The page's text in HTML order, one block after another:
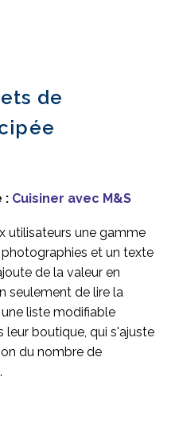
de
: Cuisiner avec M&S
utilisateurs une gamme
et un texte
de la valeur en
seulement de lire la
liste modifiable
leur boutique, qui s'ajuste
du nombre de